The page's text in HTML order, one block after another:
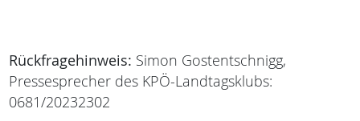
Rückfragehinweis: Simon Gostentschnigg,
Pressesprecher des KPÖ-Landtagsklubs:
0681/20232302